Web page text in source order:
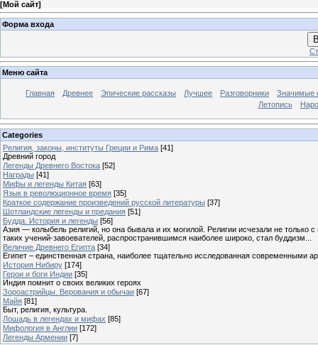
[Мой сайт]
Форма входа
Меню сайта
Главная Древнее Эпические рассказы Лучшее Разговорники
Значимые
Летопись
Categories
Религия, законы, институты Греции и Рима [41]
Древний город
Легенды Древнего Востока [52]
Награды [41]
Мифы и легенды Китая [63]
Язык в революционное время [35]
Краткое содержание произведений русской литературы [37]
Шотландские легенды и предания [51]
Будда. История и легенды [56]
Азия — колыбель религий, но она бывала и их могилой. Религии исчезали не
таких учений-завоевателей, распространившимся наиболее широко, стал буддизм...
Величие Древнего Египта [34]
Египет – единственная страна, наиболее тщательно исследованная современными
История Нибиру [174]
Герои и боги Индии [35]
Индия помнит о своих великих героях
Зороастрийцы. Верования и обычаи [67]
Майя [81]
Быт, религия, культура.
Лошадь в легендах и мифах [85]
Мифология в Англии [172]
Легенды Армении [7]